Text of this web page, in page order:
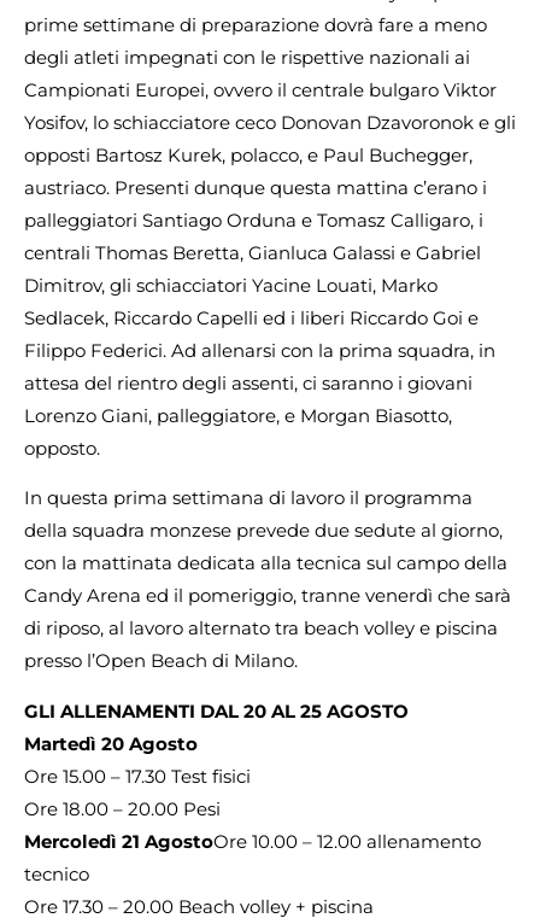
prime settimane di preparazione dovrà fare a meno
degli atleti impegnati con le rispettive nazionali ai
Campionati Europei, ovvero il centrale bulgaro Viktor
Yosifov, lo schiacciatore ceco Donovan Dzavoronok e gli
opposti Bartosz Kurek, polacco, e Paul Buchegger,
austriaco. Presenti dunque questa mattina c’erano i
palleggiatori Santiago Orduna e Tomasz Calligaro, i
centrali Thomas Beretta, Gianluca Galassi e Gabriel
Dimitrov, gli schiacciatori Yacine Louati, Marko
Sedlacek, Riccardo Capelli ed i liberi Riccardo Goi e
Filippo Federici. Ad allenarsi con la prima squadra, in
attesa del rientro degli assenti, ci saranno i giovani
Lorenzo Giani, palleggiatore, e Morgan Biasotto,
opposto.
In questa prima settimana di lavoro il programma
della squadra monzese prevede due sedute al giorno,
con la mattinata dedicata alla tecnica sul campo della
Candy Arena ed il pomeriggio, tranne venerdì che sarà
di riposo, al lavoro alternato tra beach volley e piscina
presso l’Open Beach di Milano.
GLI ALLENAMENTI DAL 20 AL 25 AGOSTO
Martedì 20 Agosto
Ore 15.00 – 17.30 Test fisici
Ore 18.00 – 20.00 Pesi
Mercoledì 21 AgostoOre 10.00 – 12.00 allenamento
tecnico
Ore 17.30 – 20.00 Beach volley + piscina